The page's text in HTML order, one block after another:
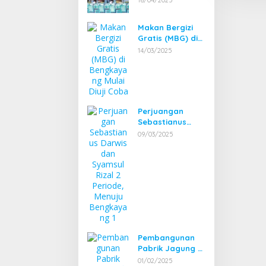
Mikro Hidro
(PLTMH)
Makan Bergizi
Gratis (MBG) di
Bengkayang
14/03/2025
Perjuangan
Sebastianus
Darwis dan
09/03/2025
Pembangunan
Pabrik Jagung di
Bengkayang:
01/02/2025